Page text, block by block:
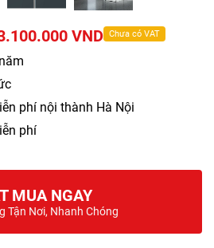
VND Chưa có VAT
phí nội thành Hà Nội
phí
MUA NGAY
Tận Nơi, Nhanh Chóng